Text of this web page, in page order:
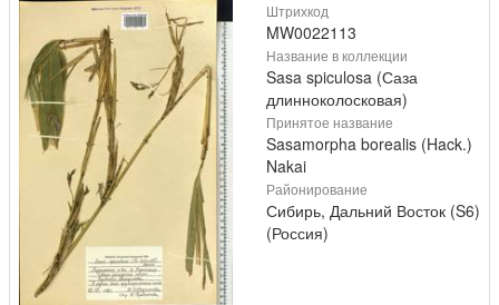
Штрихкод
MW0022113
Название в коллекции
Sasa spiculosa (Саза
длинноколосковая)
Принятое название
Sasamorpha borealis (Hack.)
Nakai
Районирование
Сибирь, Дальний Восток (S6)
(Россия)